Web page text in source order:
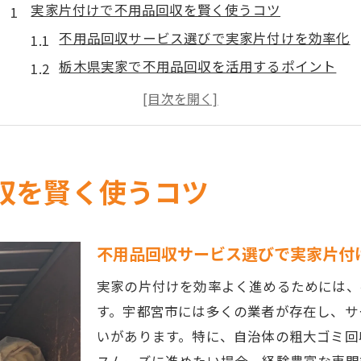
実家片付けで不用品回収を賢く使うコツ
不用品回収サービス選びで実家片付けを効率化
栃木県実家で不用品回収を活用するポイント
家族の負担を減らす不用品回収の工夫とは
不用品回収と自治体ルールの上手な併用法
スムーズに進める実家の不用品回収術
不用品回収で実家の片付けを時短する方法
不用品回収と分別作業の効率的な進め方
不用品回収利用時のトラブル防止ポイント
実家の遺品や家具を安全に不用品回収するコツ
費用を抑えたい実家片付けの方法を解説
を賢く使うコツ
不用品回収サービス選びで実家片付
実家の片付けを効率よく進めるためには
す。宇都宮市には多くの業者が存在し、
いがあります。特に、自治体の粗大ゴミ